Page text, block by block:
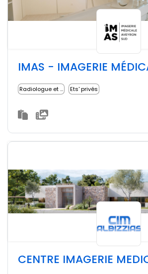
Radiologue et imagerie médicale Ets' privés